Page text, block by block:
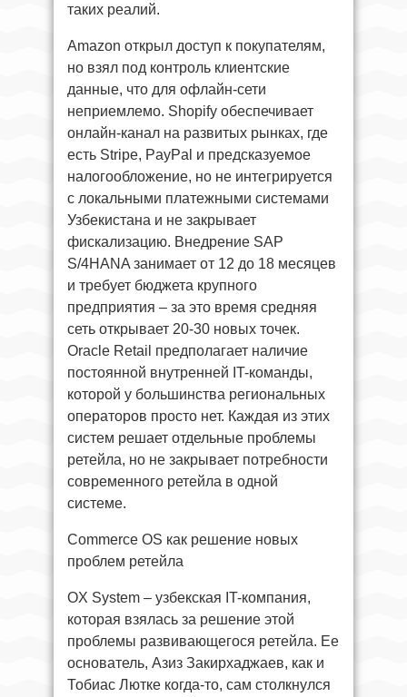
таких реалий.
Amazon открыл доступ к покупателям,
но взял под контроль клиентские
данные, что для офлайн-сети
неприемлемо. Shopify обеспечивает
онлайн-канал на развитых рынках, где
есть Stripe, PayPal и предсказуемое
налогообложение, но не интегрируется
с локальными платежными системами
Узбекистана и не закрывает
фискализацию. Внедрение SAP
S/4HANA занимает от 12 до 18 месяцев
и требует бюджета крупного
предприятия – за это время средняя
сеть открывает 20-30 новых точек.
Oracle Retail предполагает наличие
постоянной внутренней IT-команды,
которой у большинства региональных
операторов просто нет. Каждая из этих
систем решает отдельные проблемы
ретейла, но не закрывает потребности
современного ретейла в одной
системе.
Commerce OS как решение новых
проблем ретейла
OX System – узбекская IT-компания,
которая взялась за решение этой
проблемы развивающегося ретейла. Ее
основатель, Азиз Закирхаджаев, как и
Тобиас Лютке когда-то, сам столкнулся